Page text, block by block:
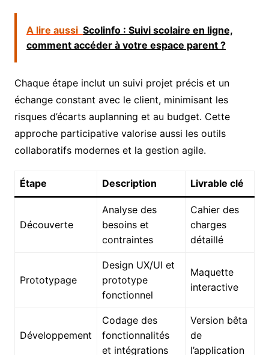
A lire aussi Scolinfo : Suivi scolaire en ligne,
comment accéder à votre espace parent ?
Chaque étape inclut un suivi projet précis et un
échange constant avec le client, minimisant les
risques d’écarts auplanning et au budget. Cette
approche participative valorise aussi les outils
collaboratifs modernes et la gestion agile.
Étape Description Livrable clé
Découverte
Analyse des
besoins et
contraintes
Cahier des
charges
détaillé
Prototypage
Design UX/UI et
prototype
fonctionnel
Maquette
interactive
Développement
Codage des
fonctionnalités
et intégrations
Version bêta
de
l’application